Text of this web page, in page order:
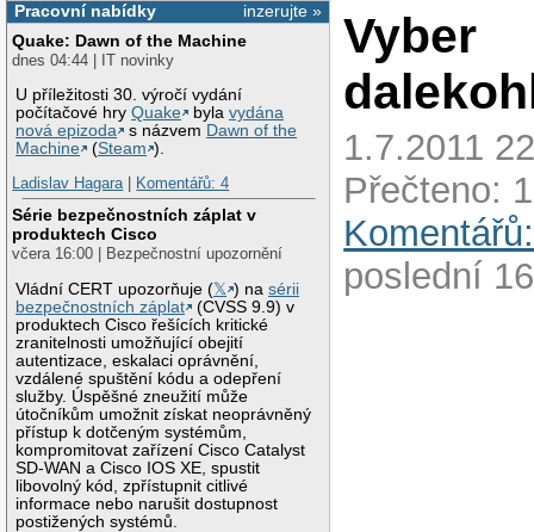
inzerujte »
Pracovní nabídky
Quake: Dawn of the Machine
dnes 04:44 | IT novinky
U příležitosti 30. výročí vydání
počítačové hryQuake bylavydána
nová epizoda
s názvem Dawn of the
Machine
(Steam ).
Ladislav Hagara| Komentářů: 4
Série bezpečnostních záplat v
produktech Cisco
včera 16:00 | Bezpečnostní upozornění
Vládní CERT upozorňuje (𝕏 ) nasérii
bezpečnostních záplat
(CVSS 9.9) v
produktech Cisco řešících kritické
zranitelnosti umožňující obejití
autentizace, eskalaci oprávnění,
vzdálené spuštění kódu a odepření
služby. Úspěšné zneužití může
útočníkům umožnit získat neoprávněný
přístup k dotčeným systémům,
kompromitovat zařízení Cisco Catalyst
SD-WAN a Cisco IOS XE, spustit
libovolný kód, zpřístupnit citlivé
informace nebo narušit dostupnost
postižených systémů.
Vyber
1.7.2011
Přečteno:
poslední